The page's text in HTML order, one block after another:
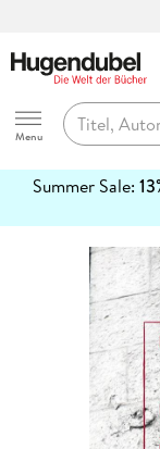
Hugendubel
Menu
Summer Sale:
erfahren